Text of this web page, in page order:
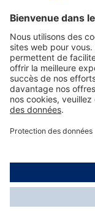
Nous contacter
A propos de
Informations
*Les taxes et les
dans les prix